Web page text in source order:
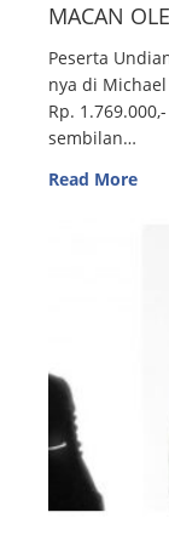
MACAN
Peserta
nya di
Rp.
sembilan…
Read More